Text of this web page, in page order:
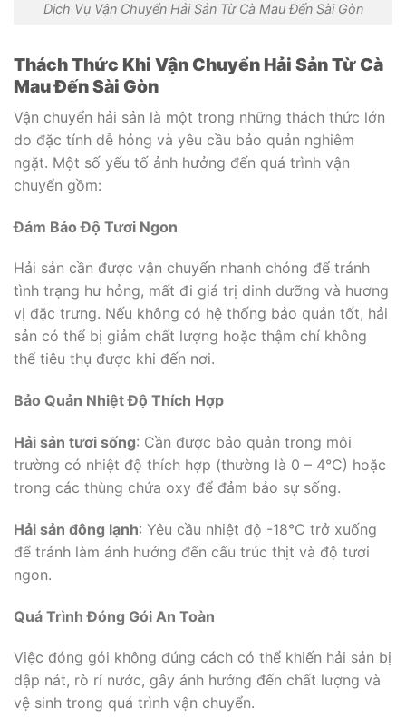
Dịch Vụ Vận Chuyển Hải Sản Từ Cà Mau Đến Sài Gòn
Thách Thức Khi Vận Chuyển Hải Sản Từ Cà
Mau Đến Sài Gòn
Vận chuyển hải sản là một trong những thách thức lớn
do đặc tính dễ hỏng và yêu cầu bảo quản nghiêm
ngặt. Một số yếu tố ảnh hưởng đến quá trình vận
chuyển gồm:
Đảm Bảo Độ Tươi Ngon
Hải sản cần được vận chuyển nhanh chóng để tránh
tình trạng hư hỏng, mất đi giá trị dinh dưỡng và hương
vị đặc trưng. Nếu không có hệ thống bảo quản tốt, hải
sản có thể bị giảm chất lượng hoặc thậm chí không
thể tiêu thụ được khi đến nơi.
Bảo Quản Nhiệt Độ Thích Hợp
Hải sản tươi sống: Cần được bảo quản trong môi
trường có nhiệt độ thích hợp (thường là 0 – 4°C) hoặc
trong các thùng chứa oxy để đảm bảo sự sống.
Hải sản đông lạnh: Yêu cầu nhiệt độ -18°C trở xuống
để tránh làm ảnh hưởng đến cấu trúc thịt và độ tươi
ngon.
Quá Trình Đóng Gói An Toàn
Việc đóng gói không đúng cách có thể khiến hải sản bị
dập nát, rò rỉ nước, gây ảnh hưởng đến chất lượng và
vệ sinh trong quá trình vận chuyển.